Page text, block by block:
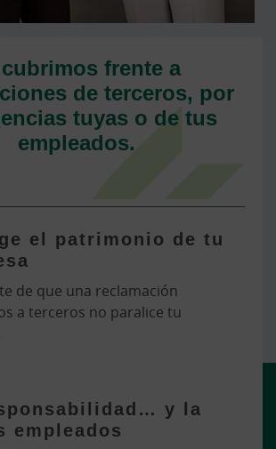
frente a
de terceros, por
tuyas o de tus
empleados.
el patrimonio de tu
de que una reclamación
a terceros no paralice tu
y la
empleados